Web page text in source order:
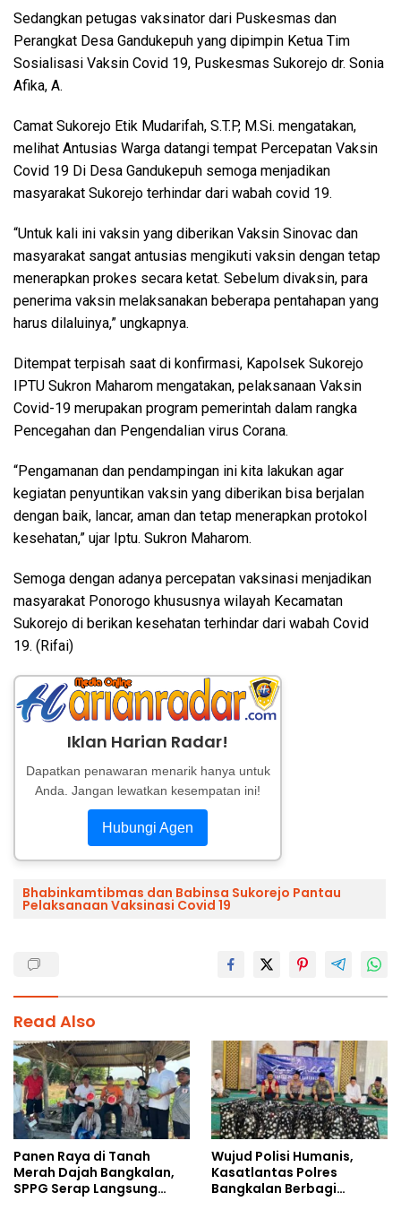
Sedangkan petugas vaksinator dari Puskesmas dan
Perangkat Desa Gandukepuh yang dipimpin Ketua Tim
Sosialisasi Vaksin Covid 19, Puskesmas Sukorejo dr. Sonia
Afika, A.
Camat Sukorejo Etik Mudarifah, S.T.P, M.Si. mengatakan,
melihat Antusias Warga datangi tempat Percepatan Vaksin
Covid 19 Di Desa Gandukepuh semoga menjadikan
masyarakat Sukorejo terhindar dari wabah covid 19.
“Untuk kali ini vaksin yang diberikan Vaksin Sinovac dan
masyarakat sangat antusias mengikuti vaksin dengan tetap
menerapkan prokes secara ketat. Sebelum divaksin, para
penerima vaksin melaksanakan beberapa pentahapan yang
harus dilaluinya,” ungkapnya.
Ditempat terpisah saat di konfirmasi, Kapolsek Sukorejo
IPTU Sukron Maharom mengatakan, pelaksanaan Vaksin
Covid-19 merupakan program pemerintah dalam rangka
Pencegahan dan Pengendalian virus Corana.
“Pengamanan dan pendampingan ini kita lakukan agar
kegiatan penyuntikan vaksin yang diberikan bisa berjalan
dengan baik, lancar, aman dan tetap menerapkan protokol
kesehatan,” ujar Iptu. Sukron Maharom.
Semoga dengan adanya percepatan vaksinasi menjadikan
masyarakat Ponorogo khususnya wilayah Kecamatan
Sukorejo di berikan kesehatan terhindar dari wabah Covid
19. (Rifai)
Iklan Harian Radar!
Dapatkan penawaran menarik hanya untuk
Anda. Jangan lewatkan kesempatan ini!
Hubungi Agen
Bhabinkamtibmas dan Babinsa Sukorejo Pantau
Pelaksanaan Vaksinasi Covid 19
Read Also
Panen Raya di Tanah
Merah Dajah Bangkalan,
SPPG Serap Langsung
Wujud Polisi Humanis,
Kasatlantas Polres
Bangkalan Berbagi